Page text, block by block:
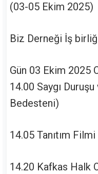
(03-05 Ekim 2025)
Biz Derneği İş
Gün 03 Ekim 2025
14.00 Saygı
Bedesteni)
14.05 Tanıtım
14.20 Kafkas Halk